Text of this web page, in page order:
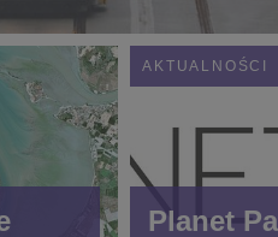
AKTUALNOŚCI
Planet